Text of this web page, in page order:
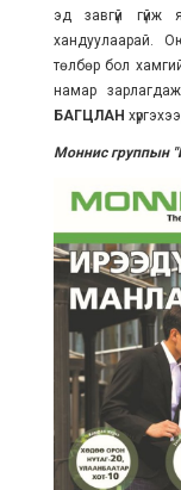
эд завгүй гүйж
хандуулаарай.
төлбөр бол
намар
БАГЦЛАН
Моннис группын